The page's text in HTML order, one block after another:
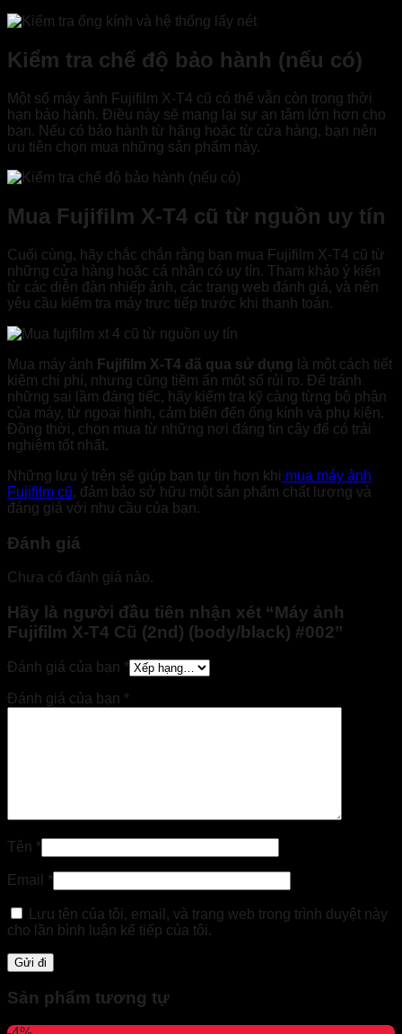
Kiểm tra chế độ bảo hành (nếu có)
Một số máy ảnh Fujifilm X-T4 cũ có thể vẫn còn trong thời
hạn bảo hành. Điều này sẽ mang lại sự an tâm lớn hơn cho
bạn. Nếu có bảo hành từ hãng hoặc từ cửa hàng, bạn nên
ưu tiên chọn mua những sản phẩm này.
Mua Fujifilm X-T4 cũ từ nguồn uy tín
Cuối cùng, hãy chắc chắn rằng bạn mua Fujifilm X-T4 cũ từ
những cửa hàng hoặc cá nhân có uy tín. Tham khảo ý kiến
từ các diễn đàn nhiếp ảnh, các trang web đánh giá, và nên
yêu cầu kiểm tra máy trực tiếp trước khi thanh toán.
Mua máy ảnh Fujifilm X-T4 đã qua sử dụng
là một cách tiết
kiệm chi phí, nhưng cũng tiềm ẩn một số rủi ro. Để tránh
những sai lầm đáng tiếc, hãy kiểm tra kỹ càng từng bộ phận
của máy, từ ngoại hình, cảm biến đến ống kính và phụ kiện.
Đồng thời, chọn mua từ những nơi đáng tin cậy để có trải
nghiệm tốt nhất.
Những lưu ý trên sẽ giúp bạn tự tin hơn khi mua máy ảnh
Fujifilm cũ, đảm bảo sở hữu một sản phẩm chất lượng và
đáng giá với nhu cầu của bạn.
Đánh giá
Chưa có đánh giá nào.
Hãy là người đầu tiên nhận xét “Máy ảnh
Fujifilm X-T4 Cũ (2nd) (body/black) #002”
Đánh giá của bạn *
Đánh giá của bạn *
Tên *
Email *
Lưu tên của tôi, email, và trang web trong trình duyệt này
cho lần bình luận kế tiếp của tôi.
Sản phẩm tương tự